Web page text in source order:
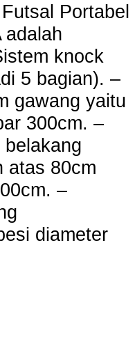
Portabel
adalah
knock
5 bagian). –
gawang yaitu
300cm. –
atas 80cm
–
diameter